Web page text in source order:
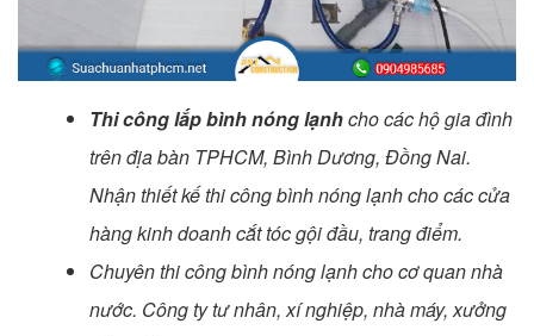
Thi công lắp bình nóng lạnhcho các hộ gia đình
trên địa bàn TPHCM, Bình Dương, Đồng Nai.
Nhận thiết kế thi công bình nóng lạnh cho các cửa
hàng kinh doanh cắt tóc gội đầu, trang điểm.
Chuyên thi công bình nóng lạnh cho cơ quan nhà
nước. Công ty tư nhân, xí nghiệp, nhà máy, xưởng